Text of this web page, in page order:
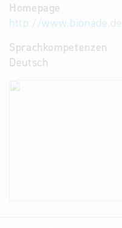
Homepage
http://www.bionade.de
Sprachkompetenzen
Deutsch